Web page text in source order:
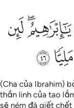
واهجرني مليا ٤٦
لَأَرْجُمَنَّكَ
ﲛﲜﲝ
ﲣﲤ
(Cha của Ibrahim)
thần linh của tao
sẽ ném đá giết